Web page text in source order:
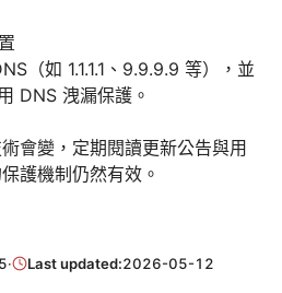
（如 1.1.1.1、9.9.9.9 等），並
DNS 洩漏保護。
會變，定期閱讀更新公告與用
護機制仍然有效。
· Last updated:2026-05-12